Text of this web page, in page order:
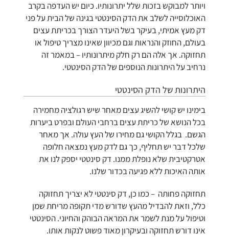
ויותר למבוקש בזכות שלל יתרונותיו. כיום יש העדפה בקרב
האוכלוסייה לשלב את הדק הסינטטי בגינה של הבית על פני
דק מעץ אמיתי, בעיקר בשל היעדר הצורך בכריתת עצים
בעולם, החוזק והנראות וגם מכיוון שאינו מצריך טיפול או
תחזוקה. אך אלה הם רק חלק מיתרונותיו – במאמר זה
נרחיב על היתרונות הנוספים של הדק הסינטטי.
היתרונות של הדק הסינטטי
בימינו יש קושי להשיג עצים מאחר שיש רגולציה מחמירה
בכל הנושא של כריתת עצים ברחבי העולם ובפרט ביערות
הגשם. בגלל הקושי גם מחירו של העץ עולה. אך מאחר
שלכל דבר יש תחליף, כך גם לדק מעץ נמצאה חלופה
אטרקטיבית שלא נופלת ממנו. דק סינטטי יספק לנו את
אותה האיכות ללא פגיעה בכדור שלנו.
תחזוקה פחותה – כמו כן, דק סינטטי לא יצריך תחזוקה
כלל, וזאת להבדיל מהעץ שדורש מדי תקופה מריחת שמן
וטיפול על מנת לשמר את המראה הבוהק והחיוני. הסינטטי
אינו דורש תחזוקה ובעיקרון מאוד פשוט לנקות אותו.